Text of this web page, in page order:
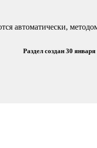
автоматически,
Раздел создан 30